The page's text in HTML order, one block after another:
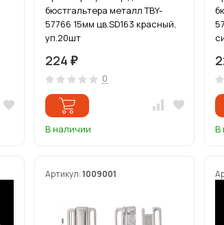
бюстгальтера металл TBY-
57766 15мм цв.SD163 красный,
уп.20шт
224 ₽
0
В наличии В
Артикул:1009001